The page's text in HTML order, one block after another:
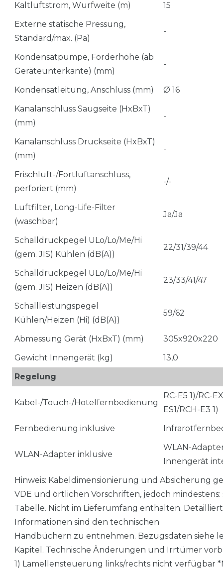
Kaltluftstrom, Wurfweite (m)
15
Externe statische Pressung,
Standard/max. (Pa)
-
Kondensatpumpe, Förderhöhe (ab
Geräteunterkante) (mm)
-
Kondensatleitung, Anschluss (mm)
Ø 16
Kanalanschluss Saugseite (HxBxT)
(mm)
-
Kanalanschluss Druckseite (HxBxT)
(mm)
-
Frischluft-/Fortluftanschluss,
perforiert (mm)
-/-
Luftfilter, Long-Life-Filter
(waschbar)
Ja/Ja
Schalldruckpegel ULo/Lo/Me/Hi
(gem. JIS) Kühlen (dB(A))
22/31/39/44
Schalldruckpegel ULo/Lo/Me/Hi
(gem. JIS) Heizen (dB(A))
23/33/41/47
Schallleistungspegel
Kühlen/Heizen (Hi) (dB(A))
59/62
Abmessung Gerät (HxBxT) (mm)
305x920x220
Gewicht Innengerät (kg)
13,0
Regelung
Kabel-/Touch-/Hotelfernbedienung
RC-E5 1)/RC-
ES1/RCH-E3 1)
Fernbedienung inklusive
WLAN-Adapter inklusive
WLAN-
Innengerät
Hinweis: Kabeldimensionierung und Absicherung
VDE und örtlichen Vorschriften, jedoch mindestens:
Tabelle. Nicht im Lieferumfang enthalten.
Informationen sind den technischen
Handbüchern zu entnehmen. Bezugsdaten siehe
Kapitel. Technische Änderungen und Irrtümer
1) Lamellensteuerung links/rechts nicht verfügbar